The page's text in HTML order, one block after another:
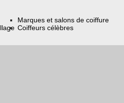
Marques et salons de coiffure
Coiffeurs célèbres